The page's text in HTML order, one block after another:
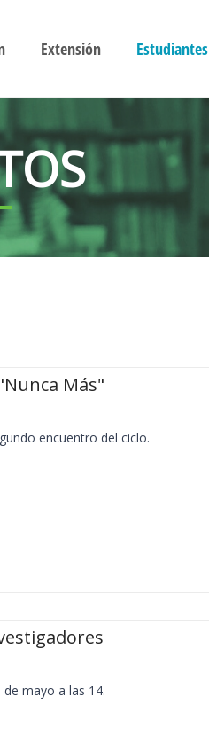
Extensión Estudiantes
Más"
encuentro del ciclo.
mayo a las 14.